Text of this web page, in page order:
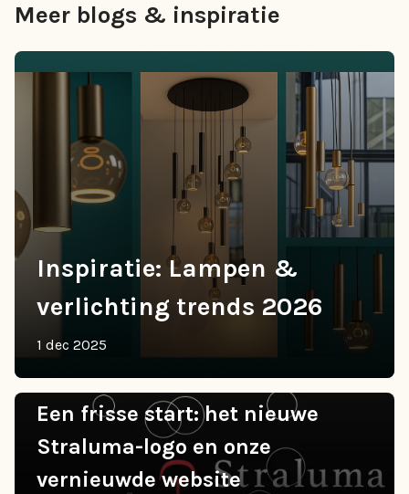
Meer blogs & inspiratie
Inspiratie: Lampen &
verlichting trends 2026
1 dec 2025
Een frisse start: het nieuwe
Straluma-logo en onze
vernieuwde website